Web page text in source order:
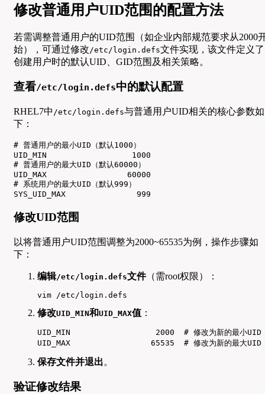
修改普通用户UID范围的配置方法
若需调整普通用户的UID范围（如企业内部规范要求从2000
始），可通过修改 /etc/login.defs文件实现，该文件定义了
创建用户时的默认UID、GID范围及相关策略。
查看/etc/login.defs中的默认配置
RHEL7中 /etc/login.defs与普通用户UID相关的核心参数如
下：
# 普通用户的最小UID（默认1000）
UID_MIN                  1000
# 普通用户的最大UID（默认60000）
UID_MAX                 60000
# 系统用户的最大UID（默认999）
SYS_UID_MAX               999
修改UID范围
以将普通用户UID范围调整为2000~65535为例，操作步骤如
下：
编辑/etc/login.defs文件（需root权限）：
vim /etc/login.defs
修改UID_MIN和UID_MAX值 ：
UID_MIN                  2000  # 修改为新的最小UID
UID_MAX                 65535  # 修改为新的最大UID
保存文件并退出。
验证修改结果